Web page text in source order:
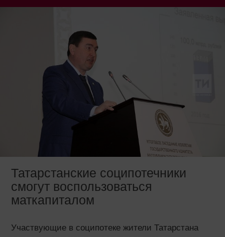
Татарстанские соципотечники
смогут воспользоваться
маткапиталом
Участвующие в соципотеке жители Татарстана